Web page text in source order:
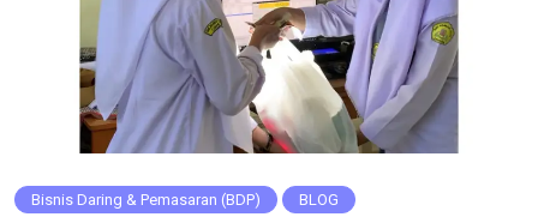
Bisnis Daring & Pemasaran (BDP) BLOG